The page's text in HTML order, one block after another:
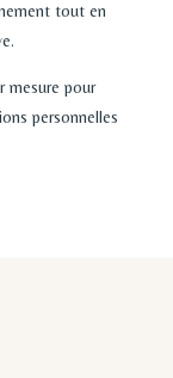
tout en
mesure pour
personnelles